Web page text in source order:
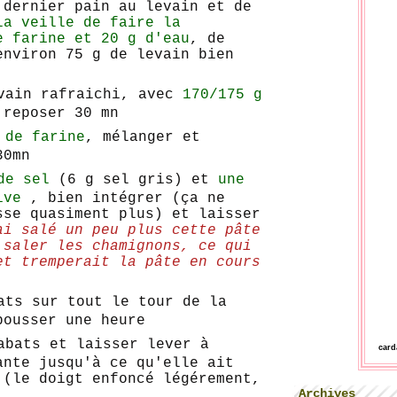
dernier pain au levain et de
veille de faire la
farine et 20 g d'eau, de
75 g de levain bien
rafraichi, avec 170/175 g
30 mn
de farine, mélanger et
sel
(6 g sel gris) et une
, bien intégrer (ça ne
quasiment plus) et laisser
salé un peu plus cette pâte
les chamignons, ce qui
tremperait la pâte en cours
sur tout le tour de la
une heure
et laisser lever à
jusqu'à ce qu'elle ait
(le doigt enfoncé légérement,
Archives